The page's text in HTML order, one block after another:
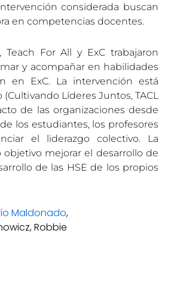
considerada buscan
en competencias docentes.
For All y ExC trabajaron
y acompañar en habilidades
en ExC. La intervención está
Líderes Juntos, TACL
de las organizaciones desde
los estudiantes, los profesores
el liderazgo colectivo. La
mejorar el desarrollo de
de las HSE de los propios
Maldonado,
Robbie